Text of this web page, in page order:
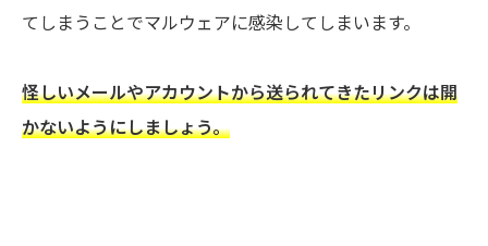
てしまうことでマルウェアに感染してしまいます。
怪しいメールやアカウントから送られてきたリンクは開
かないようにしましょう。